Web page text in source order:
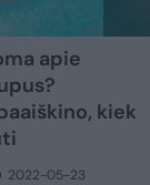
apie
kiek
2022-05-23